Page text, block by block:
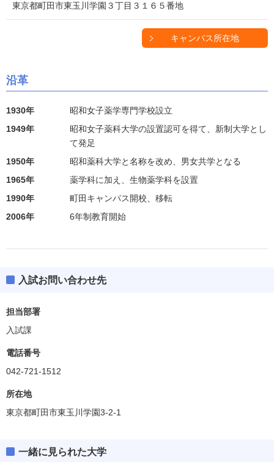
東京都町田市東玉川学園３丁目３１６５番地
キャンパス所在地
沿革
1930年
昭和女子薬学専門学校設立
1949年
昭和女子薬科大学の設置認可を得て、新制大学とし
て発足
1950年
昭和薬科大学と名称を改め、男女共学となる
1965年
薬学科に加え、生物薬学科を設置
1990年
町田キャンパス開校、移転
2006年
6年制教育開始
入試お問い合わせ先
担当部署
入試課
電話番号
042-721-1512
所在地
東京都町田市東玉川学園3-2-1
一緒に見られた大学